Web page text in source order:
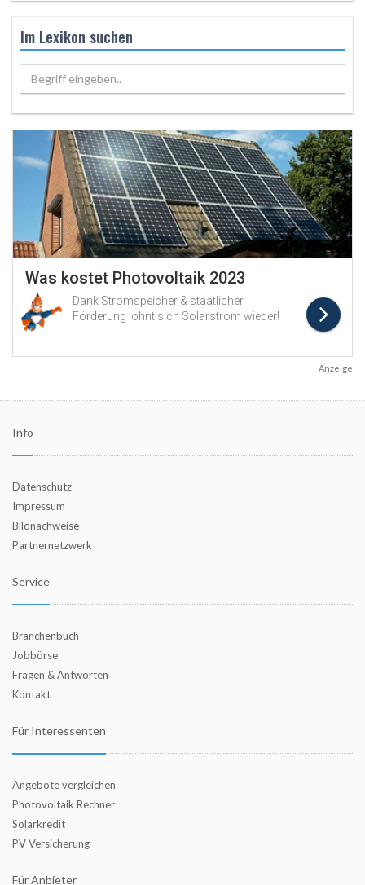
Im Lexikon suchen
Begriff eingeben..
Anzeige
Info
Datenschutz
Impressum
Bildnachweise
Partnernetzwerk
Service
Branchenbuch
Jobbörse
Fragen & Antworten
Kontakt
Für Interessenten
Angebote vergleichen
Photovoltaik Rechner
Solarkredit
PV Versicherung
Für Anbieter